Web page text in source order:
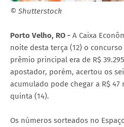
© Shutterstock
Porto Velho, RO - A Caixa
noite desta terça (12) o concurso
prêmio principal era de R$
apostador, porém, acertou os
acumulado pode chegar a R$
quinta (14).
Os números sorteados no